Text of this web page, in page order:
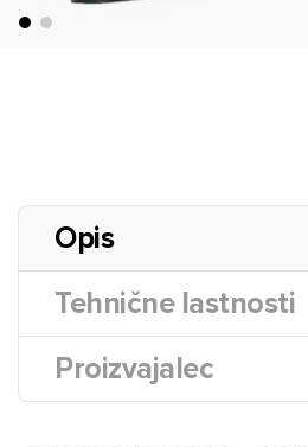
Opis
Tehnične lastnosti
Proizvajalec